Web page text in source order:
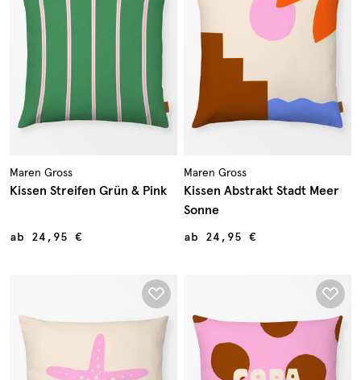
Maren Gross
Kissen Streifen Grün & Pink
ab 24,95 €
Maren Gross
Kissen Abstrakt Stadt Meer
Sonne
ab 24,95 €